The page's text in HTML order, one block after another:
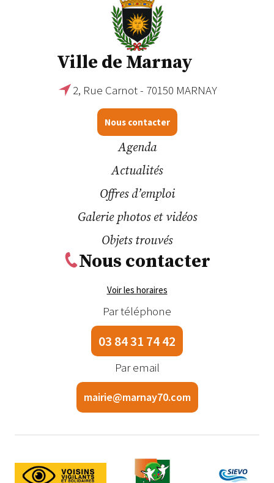
Ville de Marnay
2, Rue Carnot - 70150 MARNAY
Nous contacter
Agenda
Actualités
Offres d’emploi
Galerie photos et vidéos
Objets trouvés
Nous contacter
Voir les horaires
Par téléphone
03 84 31 74 42
Par email
mairie@marnay70.com